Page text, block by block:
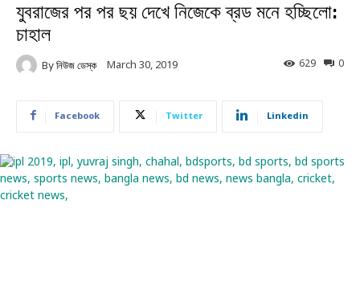
যুবরাজের পর পর ছয় দেখে নিজেকে ব্রড মনে হচ্ছিলো:
চাহাল
By নিউজ ডেস্ক March 30, 2019 0
629
Facebook Twitter Linkedin